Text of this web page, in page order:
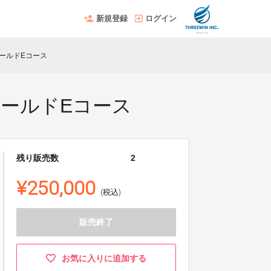
新規登録 ログイン
ルドEコース
ルドEコース
残り販売数 2
¥250,000 (税込)
販売終了
お気に入りに追加する